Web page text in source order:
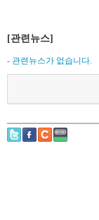
[관련뉴스]
- 관련뉴스가 없습니다.